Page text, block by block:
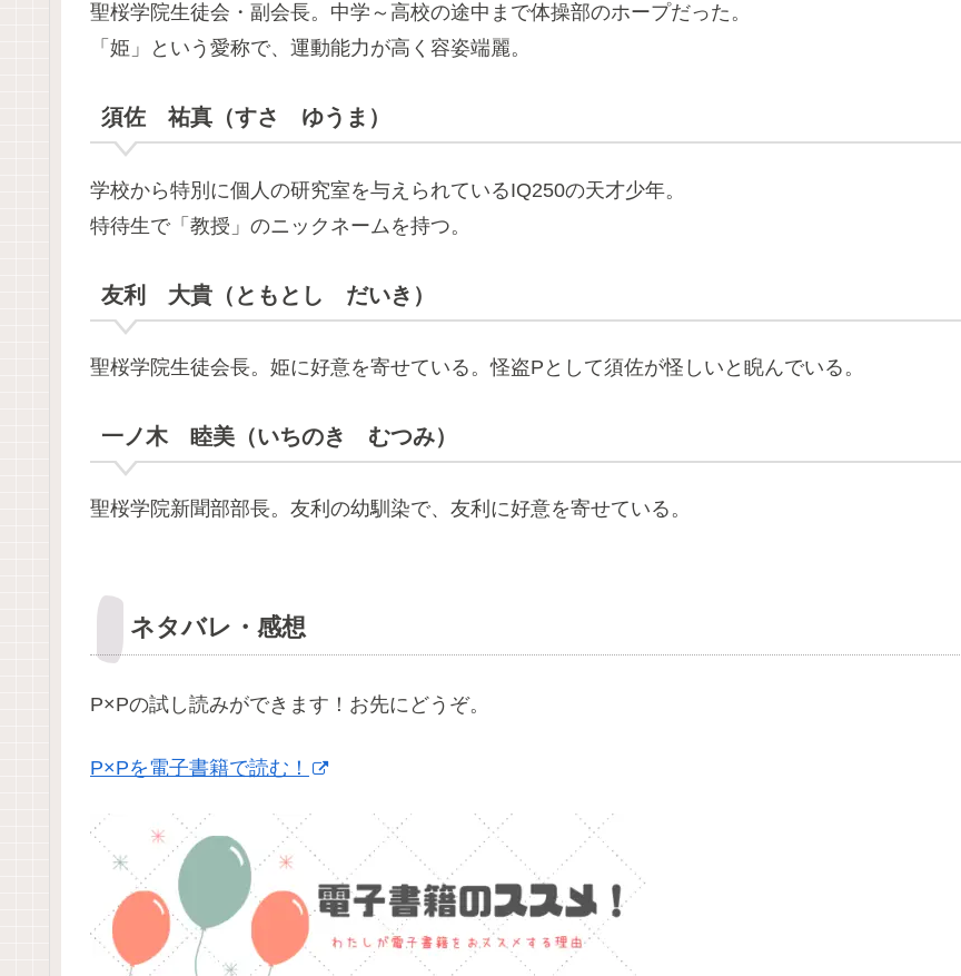
聖桜学院生徒会・副会長。中学～高校の途中まで体操部のホープだった。
「姫」という愛称で、運動能力が高く容姿端麗。
須佐 祐真（すさ ゆうま）
学校から特別に個人の研究室を与えられているIQ250の天才少年。
特待生で「教授」のニックネームを持つ。
友利 大貴（ともとし だいき）
聖桜学院生徒会長。姫に好意を寄せている。怪盗Pとして須佐が怪しいと睨んでいる。
一ノ木 睦美（いちのき むつみ）
聖桜学院新聞部部長。友利の幼馴染で、友利に好意を寄せている。
ネタバレ・感想
P×Pの試し読みができます！お先にどうぞ。
P×Pを電子書籍で読む！